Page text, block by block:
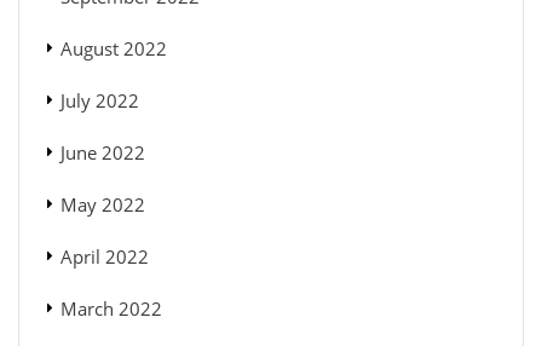
August 2022
July 2022
June 2022
May 2022
April 2022
March 2022